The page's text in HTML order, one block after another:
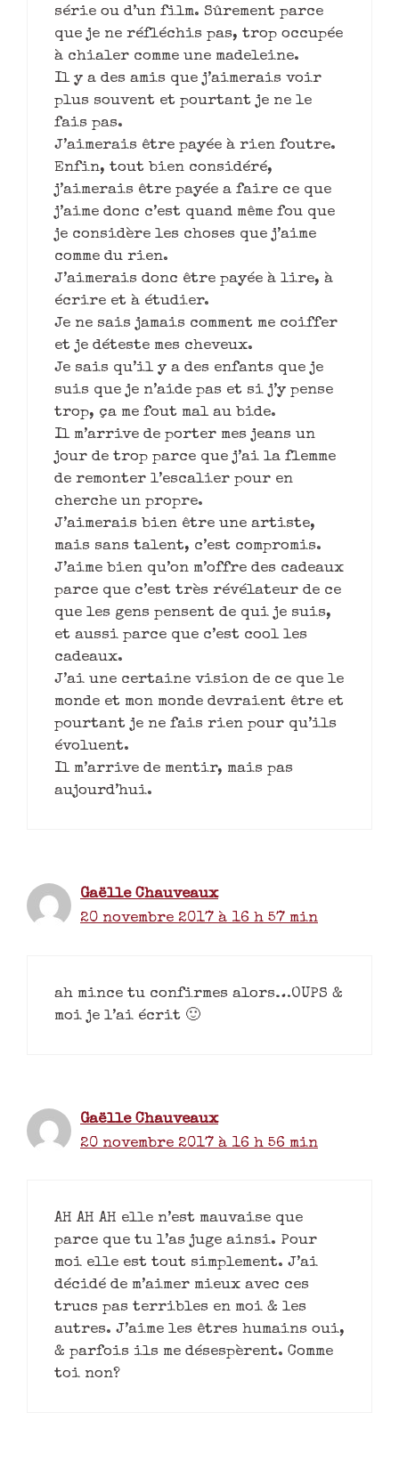
série ou d’un film. Sûrement parce
que je ne réfléchis pas, trop occupée
à chialer comme une madeleine.
Il y a des amis que j’aimerais voir
plus souvent et pourtant je ne le
fais pas.
J’aimerais être payée à rien foutre.
Enfin, tout bien considéré,
j’aimerais être payée a faire ce que
j’aime donc c’est quand même fou que
je considère les choses que j’aime
comme du rien.
J’aimerais donc être payée à lire, à
écrire et à étudier.
Je ne sais jamais comment me coiffer
et je déteste mes cheveux.
Je sais qu’il y a des enfants que je
suis que je n’aide pas et si j’y pense
trop, ça me fout mal au bide.
Il m’arrive de porter mes jeans un
jour de trop parce que j’ai la flemme
de remonter l’escalier pour en
cherche un propre.
J’aimerais bien être une artiste,
mais sans talent, c’est compromis.
J’aime bien qu’on m’offre des cadeaux
parce que c’est très révélateur de ce
que les gens pensent de qui je suis,
et aussi parce que c’est cool les
cadeaux.
J’ai une certaine vision de ce que le
monde et mon monde devraient être et
pourtant je ne fais rien pour qu’ils
évoluent.
Il m’arrive de mentir, mais pas
aujourd’hui.
Gaëlle Chauveaux
20 novembre 2017 à 16 h 57 min
ah mince tu confirmes alors…OUPS &
moi je l’ai écrit 🙂
Gaëlle Chauveaux
20 novembre 2017 à 16 h 56 min
AH AH AH elle n’est mauvaise que
parce que tu l’as juge ainsi. Pour
moi elle est tout simplement. J’ai
décidé de m’aimer mieux avec ces
trucs pas terribles en moi & les
autres. J’aime les êtres humains oui,
& parfois ils me désespèrent. Comme
toi non?